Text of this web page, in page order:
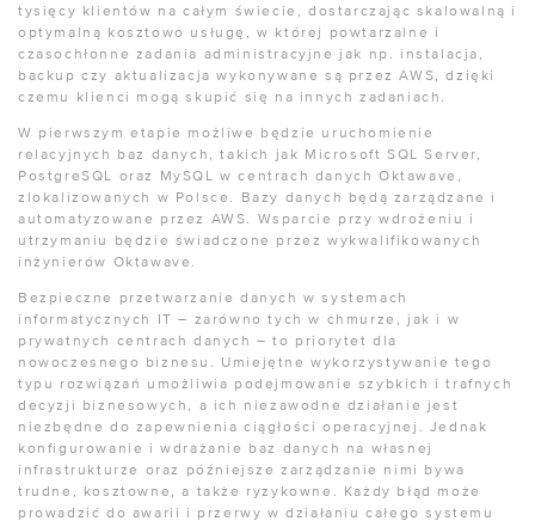
tysięcy klientów na całym świecie, dostarczając skalowalną i
optymalną kosztowo usługę, w której powtarzalne i
czasochłonne zadania administracyjne jak np. instalacja,
backup czy aktualizacja wykonywane są przez AWS, dzięki
czemu klienci mogą skupić się na innych zadaniach.
W pierwszym etapie możliwe będzie uruchomienie
relacyjnych baz danych, takich jak Microsoft SQL Server,
PostgreSQL oraz MySQL w centrach danych Oktawave,
zlokalizowanych w Polsce. Bazy danych będą zarządzane i
automatyzowane przez AWS. Wsparcie przy wdrożeniu i
utrzymaniu będzie świadczone przez wykwalifikowanych
inżynierów Oktawave.
Bezpieczne przetwarzanie danych w systemach
informatycznych IT – zarówno tych w chmurze, jak i w
prywatnych centrach danych – to priorytet dla
nowoczesnego biznesu. Umiejętne wykorzystywanie tego
typu rozwiązań umożliwia podejmowanie szybkich i trafnych
decyzji biznesowych, a ich niezawodne działanie jest
niezbędne do zapewnienia ciągłości operacyjnej. Jednak
konfigurowanie i wdrażanie baz danych na własnej
infrastrukturze oraz późniejsze zarządzanie nimi bywa
trudne, kosztowne, a także ryzykowne. Każdy błąd może
prowadzić do awarii i przerwy w działaniu całego systemu